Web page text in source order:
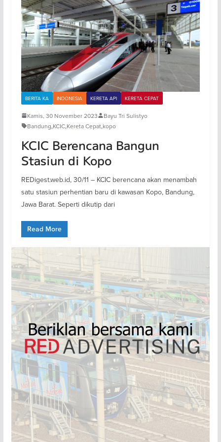
BERITA KA INDONESIA KERETA API KERETA CEPAT
Kamis, 30 November 2023
Bayu Tri Sulistyo
Bandung,KCIC,Kereta Cepat,kopo
KCIC Berencana Bangun
Stasiun di Kopo
REDigest.web.id, 30/11 – KCIC berencana akan menambah
satu stasiun perhentian baru di kawasan Kopo, Bandung,
Jawa Barat. Seperti dikutip dari
Read More